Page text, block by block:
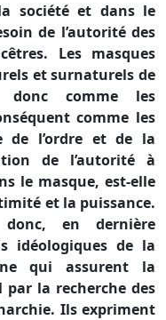
société et dans le
de l’autorité des
Les masques
et surnaturels de
donc comme les
comme les
de l’ordre et de la
de l’autorité à
le masque, est-elle
et la puissance.
donc, en dernière
idéologiques de la
qui assurent la
par la recherche des
Ils expriment